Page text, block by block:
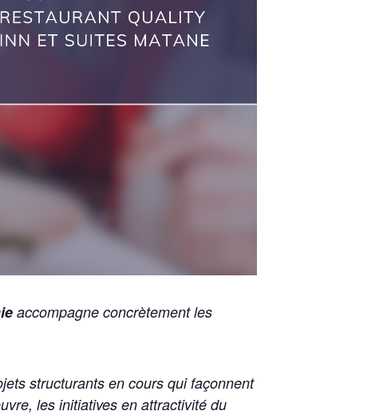
accompagne concrètement les
structurants en cours qui façonnent
les initiatives en attractivité du